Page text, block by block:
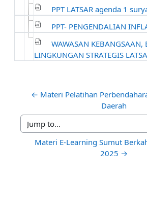
PPT LATSAR agenda 1
PPT- PENGENDALIAN
WAWASAN KEBANGSAAN,
LINGKUNGAN STRATEGIS
← Materi Pelatihan
Daerah
Jump to...
Materi E-Learning Sumut
2025 →